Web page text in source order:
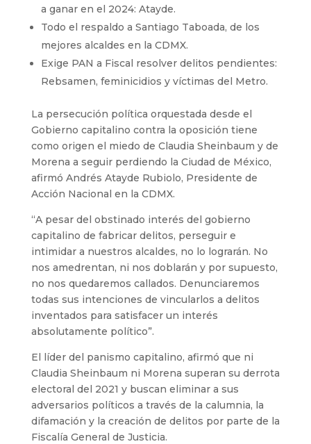
a ganar en el 2024: Atayde.
Todo el respaldo a Santiago Taboada, de los
mejores alcaldes en la CDMX.
Exige PAN a Fiscal resolver delitos pendientes:
Rebsamen, feminicidios y víctimas del Metro.
La persecución política orquestada desde el
Gobierno capitalino contra la oposición tiene
como origen el miedo de Claudia Sheinbaum y de
Morena a seguir perdiendo la Ciudad de México,
afirmó Andrés Atayde Rubiolo, Presidente de
Acción Nacional en la CDMX.
“A pesar del obstinado interés del gobierno
capitalino de fabricar delitos, perseguir e
intimidar a nuestros alcaldes, no lo lograrán. No
nos amedrentan, ni nos doblarán y por supuesto,
no nos quedaremos callados. Denunciaremos
todas sus intenciones de vincularlos a delitos
inventados para satisfacer un interés
absolutamente político”.
El líder del panismo capitalino, afirmó que ni
Claudia Sheinbaum ni Morena superan su derrota
electoral del 2021 y buscan eliminar a sus
adversarios políticos a través de la calumnia, la
difamación y la creación de delitos por parte de la
Fiscalía General de Justicia.